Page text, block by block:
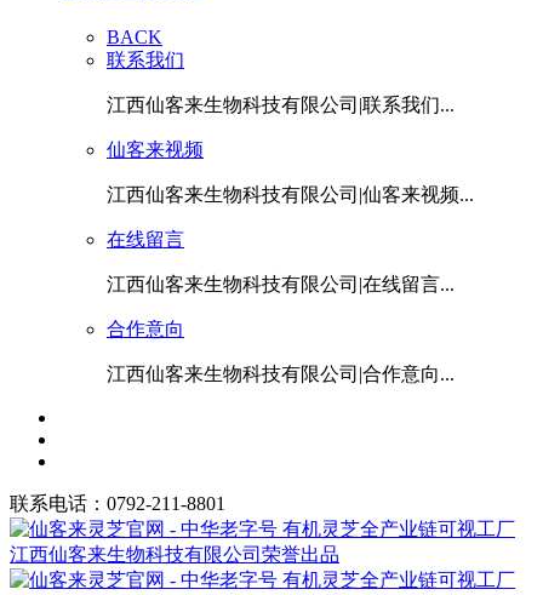
BACK
联系我们
江西仙客来生物科技有限公司|联系我们...
仙客来视频
江西仙客来生物科技有限公司|仙客来视频...
在线留言
江西仙客来生物科技有限公司|在线留言...
合作意向
江西仙客来生物科技有限公司|合作意向...
联系电话：0792-211-8801